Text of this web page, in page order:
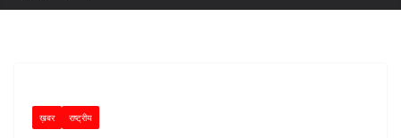
ख़बर राष्ट्रीय